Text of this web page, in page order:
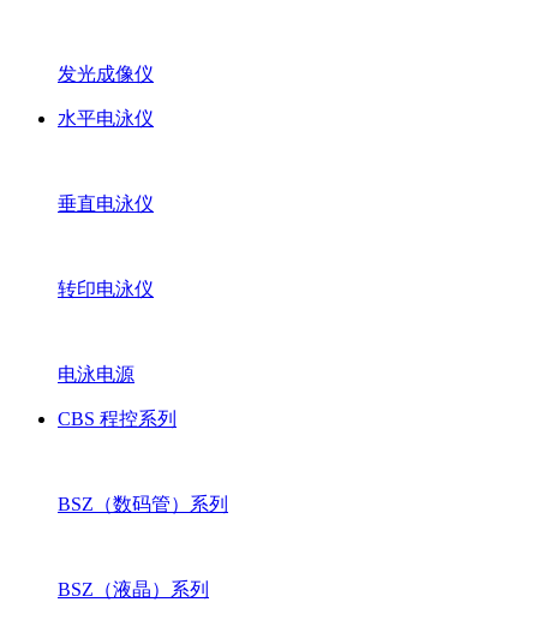
发光成像仪
水平电泳仪
垂直电泳仪
转印电泳仪
电泳电源
CBS 程控系列
BSZ（数码管）系列
BSZ（液晶）系列